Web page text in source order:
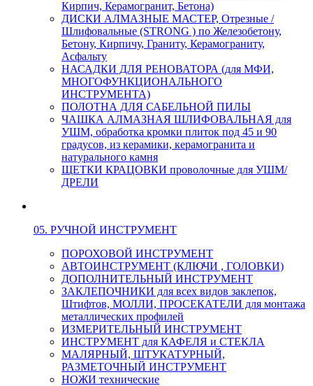
Кирпич, Керамогранит, Бетона)
ДИСКИ АЛМАЗНЫЕ МАСТЕР, Отрезные /
Шлифовальные (STRONG ) по Железобетону,
Бетону, Кирпичу, Граниту, Керамограниту,
Асфальту
НАСАДКИ ДЛЯ РЕНОВАТОРА (для МФИ,
МНОГОФУНКЦИОНАЛЬНОГО
ИНСТРУМЕНТА)
ПОЛОТНА ДЛЯ САБЕЛЬНОЙ ПИЛЫ
ЧАШКА АЛМАЗНАЯ ШЛИФОВАЛЬНАЯ для
УШМ, обработка кромки плиток под 45 и 90
градусов, из керамики, керамогранита и
натурального камня
ЩЕТКИ КРАЦОВКИ проволочные для УШМ/
ДРЕЛИ
05. РУЧНОЙ ИНСТРУМЕНТ
ПОРОХОВОЙ ИНСТРУМЕНТ
АВТОИНСТРУМЕНТ (КЛЮЧИ , ГОЛОВКИ)
ДОПОЛНИТЕЛЬНЫЙ ИНСТРУМЕНТ
ЗАКЛЕПОЧНИКИ для всех видов заклепок,
Штифтов, МОЛЛИ, ПРОСЕКАТЕЛИ для монтажа
металлических профилей
ИЗМЕРИТЕЛЬНЫЙ ИНСТРУМЕНТ
ИНСТРУМЕНТ для КАФЕЛЯ и СТЕКЛА
МАЛЯРНЫЙ, ШТУКАТУРНЫЙ,
РАЗМЕТОЧНЫЙ ИНСТРУМЕНТ
НОЖИ технические